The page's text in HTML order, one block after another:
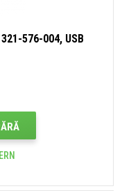
576-004, USB